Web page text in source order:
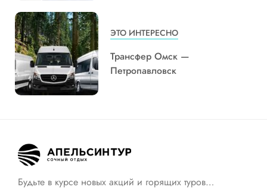
ЭТО ИНТЕРЕСНО
Трансфер Омск —
Петропавловск
Будьте в курсе новых акций и горящих туров…